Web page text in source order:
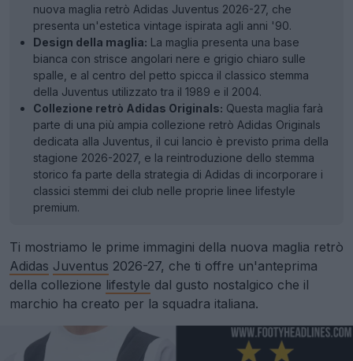
nuova maglia retrò Adidas Juventus 2026-27, che
presenta un'estetica vintage ispirata agli anni '90.
Design della maglia: La maglia presenta una base
bianca con strisce angolari nere e grigio chiaro sulle
spalle, e al centro del petto spicca il classico stemma
della Juventus utilizzato tra il 1989 e il 2004.
Collezione retrò Adidas Originals: Questa maglia farà
parte di una più ampia collezione retrò Adidas Originals
dedicata alla Juventus, il cui lancio è previsto prima della
stagione 2026-2027, e la reintroduzione dello stemma
storico fa parte della strategia di Adidas di incorporare i
classici stemmi dei club nelle proprie linee lifestyle
premium.
Ti mostriamo le prime immagini della nuova maglia retrò
Adidas Juventus 2026-27, che ti offre un'anteprima
della collezione lifestyle dal gusto nostalgico che il
marchio ha creato per la squadra italiana.